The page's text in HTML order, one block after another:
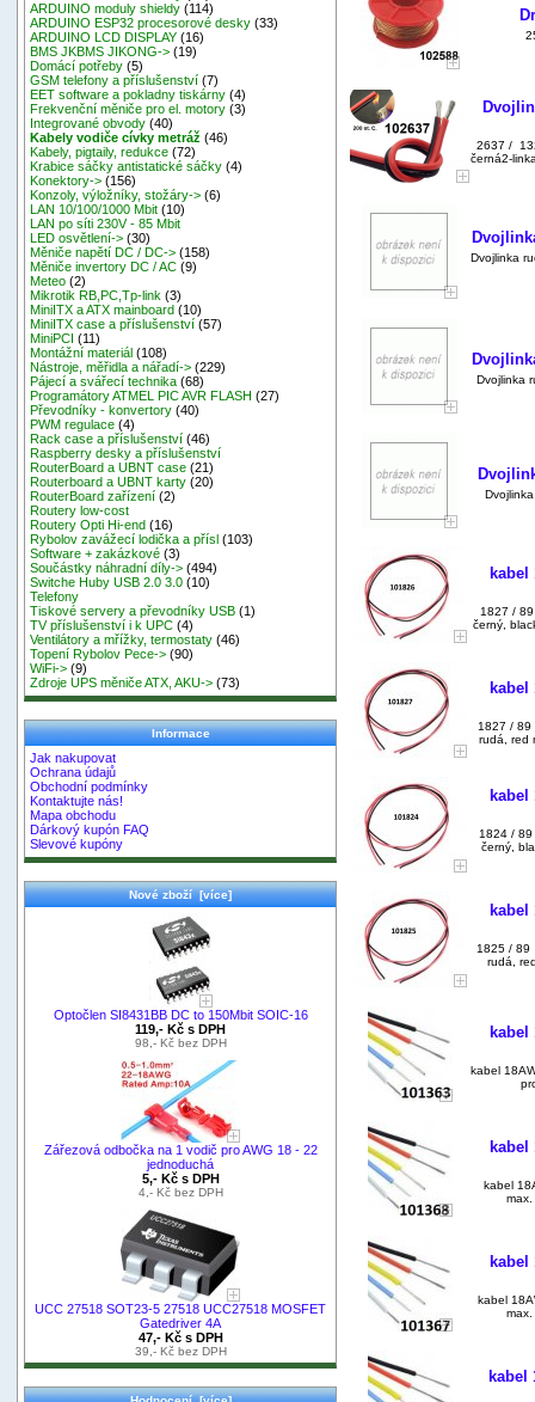
ARDUINO moduly shieldy (114)
ARDUINO ESP32 procesorové desky (33)
ARDUINO LCD DISPLAY (16)
BMS JKBMS JIKONG-> (19)
Domácí potřeby (5)
GSM telefony a příslušenství (7)
EET software a pokladny tiskárny (4)
Frekvenční měniče pro el. motory (3)
Integrované obvody (40)
Kabely vodiče cívky metráž (46)
Kabely, pigtaily, redukce (72)
Krabice sáčky antistatické sáčky (4)
Konektory-> (156)
Konzoly, výložníky, stožáry-> (6)
LAN 10/100/1000 Mbit (10)
LAN po síti 230V - 85 Mbit
LED osvětlení-> (30)
Měniče napětí DC / DC-> (158)
Měniče invertory DC / AC (9)
Meteo (2)
Mikrotik RB,PC,Tp-link (3)
MiniITX a ATX mainboard (10)
MiniITX case a příslušenství (57)
MiniPCI (11)
Montážní materiál (108)
Nástroje, měřidla a nářadí-> (229)
Pájecí a svářecí technika (68)
Programátory ATMEL PIC AVR FLASH (27)
Převodníky - konvertory (40)
PWM regulace (4)
Rack case a příslušenství (46)
Raspberry desky a příslušenství
RouterBoard a UBNT case (21)
Routerboard a UBNT karty (20)
RouterBoard zařízení (2)
Routery low-cost
Routery Opti Hi-end (16)
Rybolov zavážecí lodička a přísl (103)
Software + zakázkové (3)
Součástky náhradní díly-> (494)
Switche Huby USB 2.0 3.0 (10)
Telefony
Tiskové servery a převodníky USB (1)
TV příslušenství i k UPC (4)
Ventilátory a mřížky, termostaty (46)
Topení Rybolov Pece-> (90)
WiFi-> (9)
Zdroje UPS měniče ATX, AKU-> (73)
Informace
Jak nakupovat
Ochrana údajů
Obchodní podmínky
Kontaktujte nás!
Mapa obchodu
Dárkový kupón FAQ
Slevové kupóny
Nové zboží [více]
Optočlen SI8431BB DC to 150Mbit SOIC-16
119,- Kč s DPH
98,- Kč bez DPH
Zářezová odbočka na 1 vodič pro AWG 18 - 22
jednoduchá
5,- Kč s DPH
4,- Kč bez DPH
UCC 27518 SOT23-5 27518 UCC27518 MOSFET
Gatedriver 4A
47,- Kč s DPH
39,- Kč bez DPH
2637 /
černá2-
Dvojlinka
Dvojlinka
kabel
1827 /
černý,
kabel
1827 / 89
rudá, red
kabel
1824 / 89
černý,
kabel
1825 / 89
rudá,
kabel
kabel
kabel
kabel
kabel
kabel
kabel